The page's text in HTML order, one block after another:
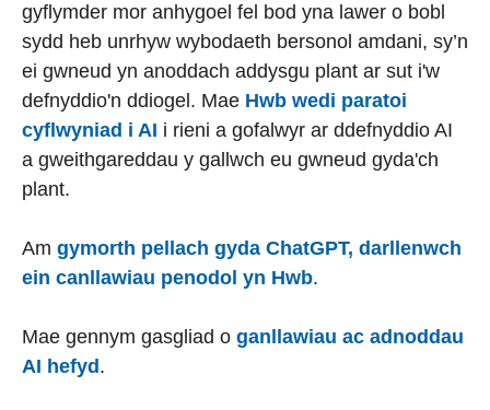
gyflymder mor anhygoel fel bod yna lawer o bobl
sydd heb unrhyw wybodaeth bersonol amdani, sy’n
ei gwneud yn anoddach addysgu plant ar sut i'w
defnyddio'n ddiogel. Mae Hwb wedi paratoi
cyflwyniad i AI i rieni a gofalwyr ar ddefnyddio AI
a gweithgareddau y gallwch eu gwneud gyda'ch
plant.
Am gymorth pellach gyda ChatGPT, darllenwch
ein canllawiau penodol yn Hwb.
Mae gennym gasgliad o ganllawiau ac adnoddau
AI hefyd .